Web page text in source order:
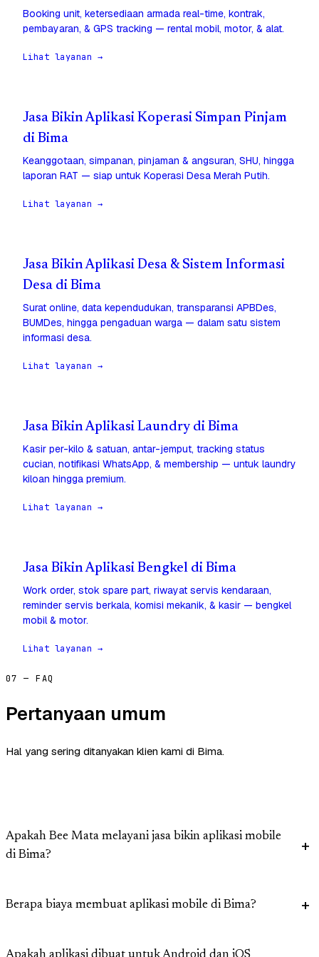
Booking unit, ketersediaan armada real-time, kontrak,
pembayaran, & GPS tracking — rental mobil, motor, & alat.
Lihat layanan →
Jasa Bikin Aplikasi Koperasi Simpan Pinjam
di Bima
Keanggotaan, simpanan, pinjaman & angsuran, SHU, hingga
laporan RAT — siap untuk Koperasi Desa Merah Putih.
Lihat layanan →
Jasa Bikin Aplikasi Desa & Sistem Informasi
Desa di Bima
Surat online, data kependudukan, transparansi APBDes,
BUMDes, hingga pengaduan warga — dalam satu sistem
informasi desa.
Lihat layanan →
Jasa Bikin Aplikasi Laundry di Bima
Kasir per-kilo & satuan, antar-jemput, tracking status
cucian, notifikasi WhatsApp, & membership — untuk laundry
kiloan hingga premium.
Lihat layanan →
Jasa Bikin Aplikasi Bengkel di Bima
Work order, stok spare part, riwayat servis kendaraan,
reminder servis berkala, komisi mekanik, & kasir — bengkel
mobil & motor.
Lihat layanan →
07 — FAQ
Pertanyaan umum
Hal yang sering ditanyakan klien kami di Bima.
Apakah Bee Mata melayani jasa bikin aplikasi mobile
di Bima?
Berapa biaya membuat aplikasi mobile di Bima?